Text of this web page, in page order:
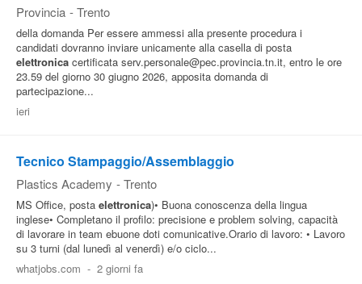
Provincia - Trento
della domanda Per essere ammessi alla presente procedura i
candidati dovranno inviare unicamente alla casella di posta
elettronica certificata serv.personale@pec.provincia.tn.it, entro le ore
23.59 del giorno 30 giugno 2026, apposita domanda di
partecipazione...
ieri
Tecnico Stampaggio/Assemblaggio
Plastics Academy - Trento
MS Office, posta elettronica)• Buona conoscenza della lingua
inglese• Completano il profilo: precisione e problem solving, capacità
di lavorare in team ebuone doti comunicative.Orario di lavoro: • Lavoro
su 3 turni (dal lunedì al venerdì) e/o ciclo...
whatjobs.com - 2 giorni fa